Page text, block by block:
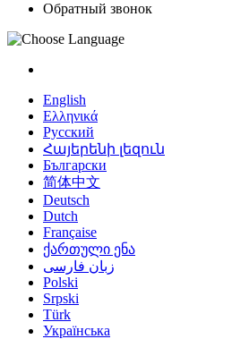
Обратный звонок
English
Ελληνικά
Русский
Հայերենի լեզուն
Български
简体中文
Deutsch
Dutch
Française
ქართული ენა
زبان فارسی
Polski
Srpski
Türk
Українська